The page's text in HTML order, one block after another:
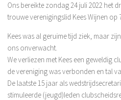
Beslisdocument Sociale
Protocol veilig sporten bij VV
Gedragscodes voor sporters
Gedragscodes bestuurders,
Gedragscode trainers/
Aannamebeleid en
Ons bereikte zondag 24 juli 2022 het
trouwe verenigingslid Kees Wijnen op
Kees was al geruime tijd ziek, maar
ons onverwacht.
We verliezen met Kees een geweldig
de vereniging was verbonden en tal
De laatste 15 jaar als
stimuleerde (jeugd)leden